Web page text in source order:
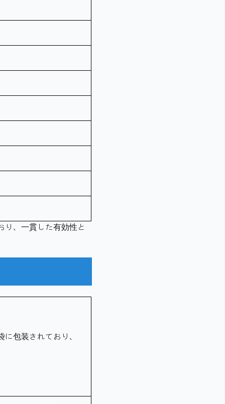
り、一貫した有効性と
包装されており、